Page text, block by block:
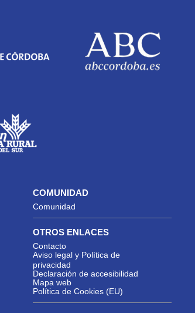
COMUNIDAD
Comunidad
OTROS ENLACES
Contacto
Aviso legal y Política de
privacidad
Declaración de accesibilidad
Mapa web
Política de Cookies (EU)